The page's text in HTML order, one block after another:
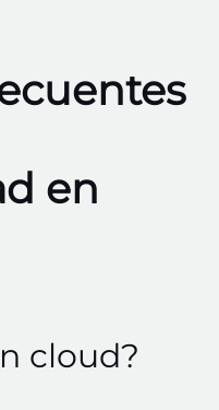
en
cloud?